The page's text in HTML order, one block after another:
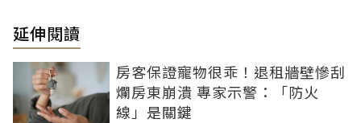
延伸閱讀
房客保證寵物很乖！退租牆壁慘刮
爛房東崩潰 專家示警：「防火
線」是關鍵